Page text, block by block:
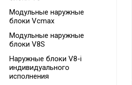
Модульные наружные
блоки Vcmax
Модульные наружные
блоки V8S
Наружные блоки V8-i
индивидуального
исполнения